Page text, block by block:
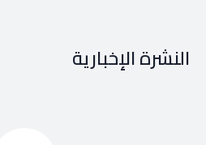
النشرة الإخبارية